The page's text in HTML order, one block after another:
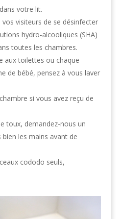
votre lit.
visiteurs de se désinfecter
hydro-alcooliques (SHA)
toutes les chambres.
aux toilettes ou chaque
de bébé, pensez à vous laver
si vous avez reçu de
toux, demandez-nous un
les mains avant de
cododo seuls,